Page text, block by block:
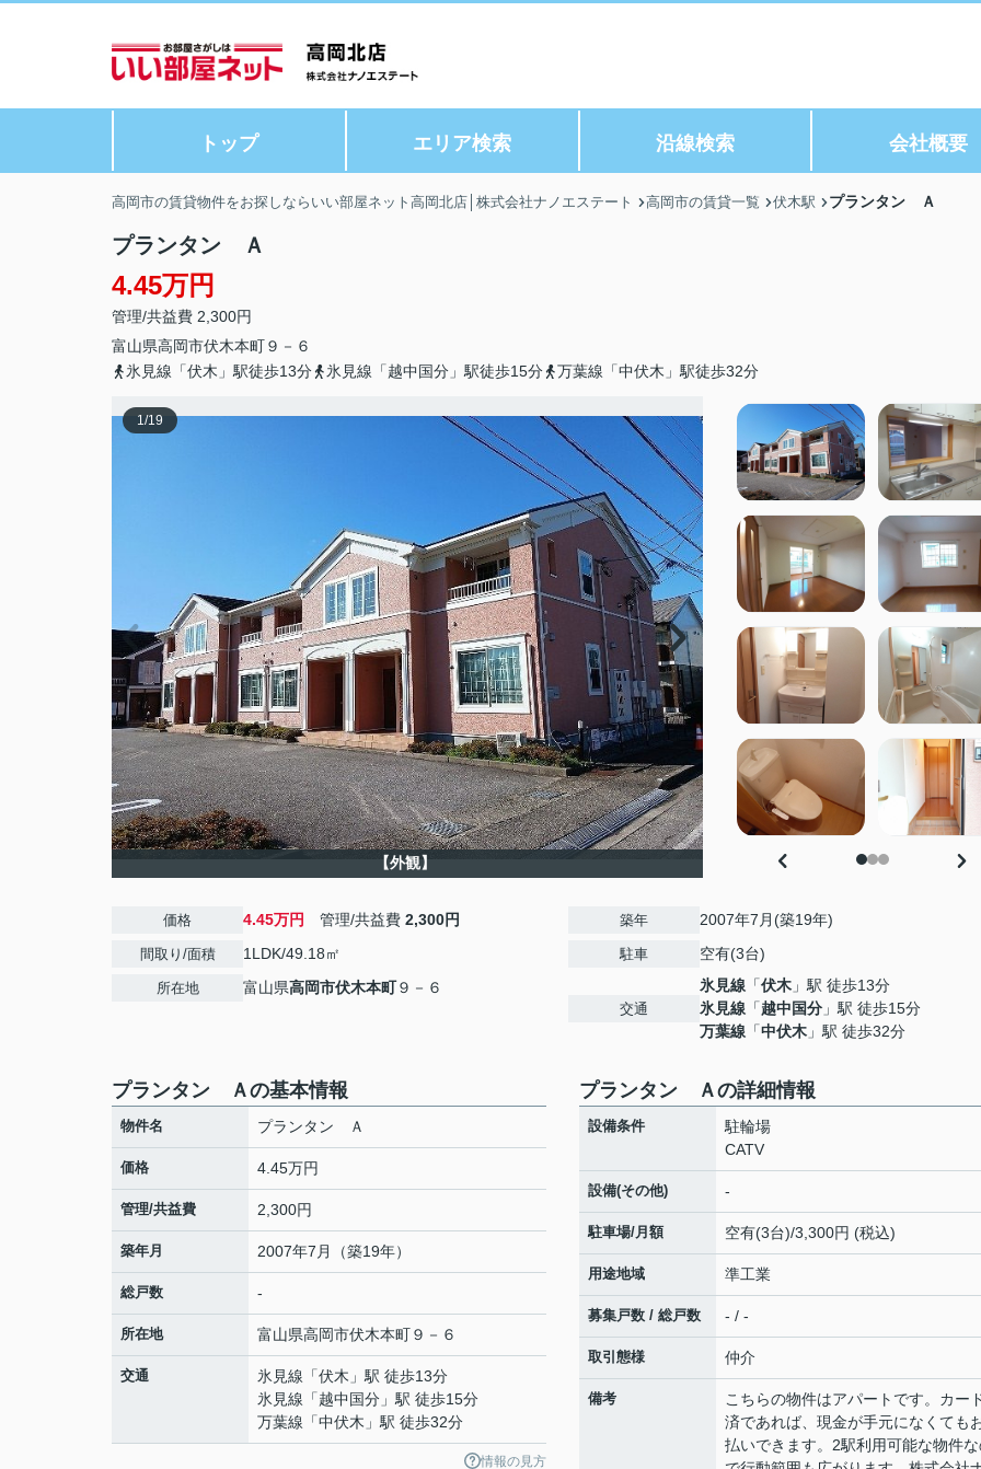
トップ エリア検索 沿線検索 会社概要
高岡市の賃貸物件をお探しならいい部屋ネット高岡北店│株式会社ナノエステート 高岡市の賃貸一覧 伏木駅 プランタン Ａ
プランタン Ａ
4.45万円
管理/共益費 2,300円
富山県高岡市伏木本町９－６
氷見線「伏木」駅徒歩13分
氷見線「越中国分」駅徒歩15分 万葉線「中伏木」駅徒歩32分
1/19
【外観】
価格 4.45万円 管理/共益費 2,300円
間取り/面積 1LDK/49.18㎡
所在地 富山県高岡市伏木本町９－６
築年 2007年7月(築19年)
駐車 空有(3台)
交通
氷見線 「伏木 」駅 徒歩13分
氷見線 「越中国分 」駅 徒歩15分
万葉線 「中伏木 」駅 徒歩32分
プランタン Ａの基本情報
物件名 プランタン Ａ
価格 4.45万円
管理/共益費 2,300円
築年月 2007年7月（築19年）
総戸数 -
所在地 富山県高岡市伏木本町９－６
交通 氷見線 「伏木 」駅 徒歩13分
氷見線 「越中国分 」駅 徒歩15分
万葉線 「中伏木 」駅 徒歩32分
情報の見方
プランタン Ａの詳細情報
設備条件
駐輪場
CATV
設備(その他) -
駐車場/月額 空有(3台)/3,300円 (税込)
用途地域 準工業
募集戸数 / 総戸数 - / -
取引態様 仲介
備考
こちらの物件はアパートです。カー
済であれば、現金が手元になくても
払いできます。2駅利用可能な物件